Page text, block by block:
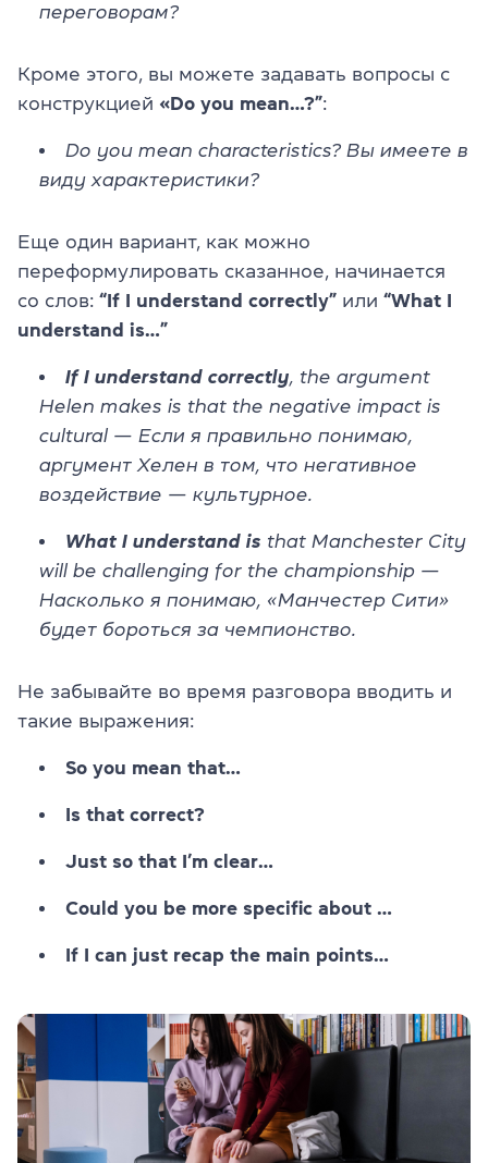
переговорам?
Кроме этого, вы можете задавать вопросы с
конструкцией «Do you mean…?”:
Do you mean characteristics? Вы имеете в
виду характеристики?
Еще один вариант, как можно
переформулировать сказанное, начинается
со слов: “If I understand correctly” или “What I
understand is…”
If I understand correctly , the argument
Helen makes is that the negative impact is
cultural — Если я правильно понимаю,
аргумент Хелен в том, что негативное
воздействие — культурное.
What I understand is that Manchester City
will be challenging for the championship —
Насколько я понимаю, «Манчестер Сити»
будет бороться за чемпионство.
Не забывайте во время разговора вводить и
такие выражения:
So you mean that…
Is that correct?
Just so that I’m clear…
Could you be more specific about …
If I can just recap the main points…